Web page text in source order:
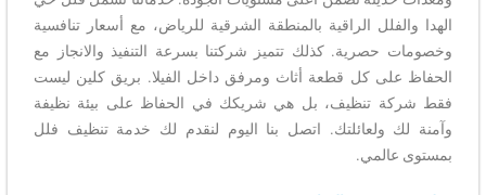
الهدا والفلل الراقية بالمنطقة الشرقية للرياض، مع أسعار تنافسية
وخصومات حصرية. كذلك تتميز شركتنا بسرعة التنفيذ والانجاز مع
الحفاظ على كل قطعة أثاث ومرفق داخل الفيلا. بريق كلين ليست
فقط شركة تنظيف، بل هي شريكك في الحفاظ على بيئة نظيفة
وآمنة لك ولعائلتك. اتصل بنا اليوم لنقدم لك خدمة تنظيف فلل
بمستوى عالمي.